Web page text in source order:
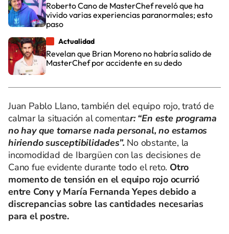
Roberto Cano de MasterChef reveló que ha
vivido varias experiencias paranormales; esto
paso
Actualidad
Revelan que Brian Moreno no habría salido de
MasterChef por accidente en su dedo
Juan Pablo Llano, también del equipo rojo, trató de
calmar la situación al comentar: “En este programa
no hay que tomarse nada personal, no estamos
hiriendo susceptibilidades”. No obstante, la
incomodidad de Ibargüen con las decisiones de
Cano fue evidente durante todo el reto. Otro
momento de tensión en el equipo rojo ocurrió
entre Cony y María Fernanda Yepes debido a
discrepancias sobre las cantidades necesarias
para el postre.